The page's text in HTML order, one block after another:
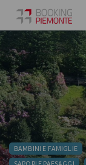
BAMBINI E FAMIGLIE